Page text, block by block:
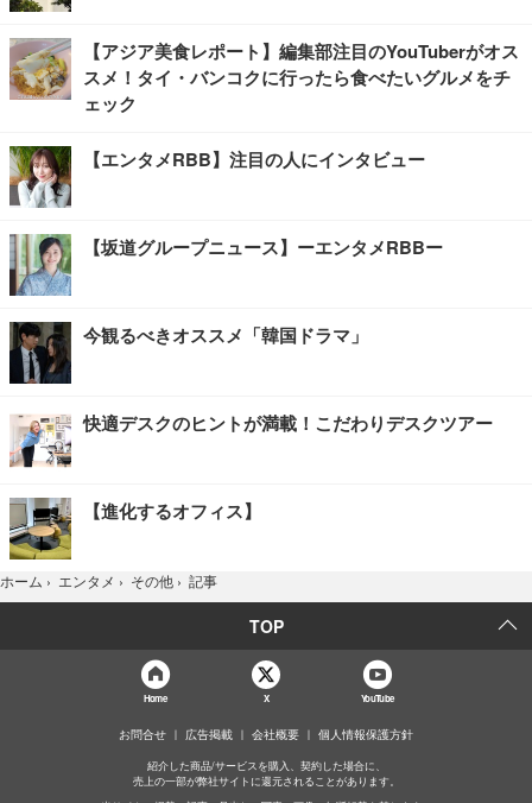
【アジア美食レポート】編集部注目のYouTuberがオス
スメ！タイ・バンコクに行ったら食べたいグルメをチ
ェック
【エンタメRBB】注目の人にインタビュー
【坂道グループニュース】ーエンタメRBBー
今観るべきオススメ「韓国ドラマ」
快適デスクのヒントが満載！こだわりデスクツアー
【進化するオフィス】
ホーム › エンタメ › その他 › 記事
TOP
Home X YouTube
お問合せ 広告掲載 会社概要 個人情報保護方針
紹介した商品/サービスを購入、契約した場合に、
売上の一部が弊社サイトに還元されることがあります。